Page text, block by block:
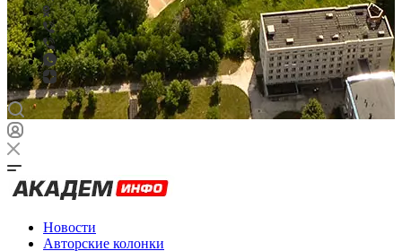
Новости
Авторские колонки